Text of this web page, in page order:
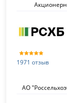
1971 отзыв
АО